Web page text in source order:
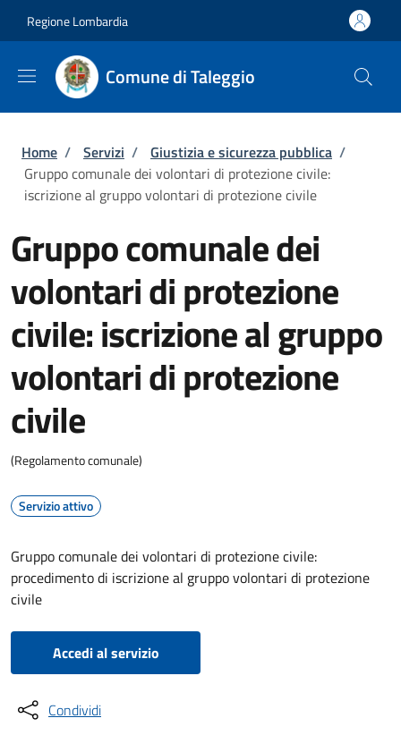
Regione Lombardia
Comune di Taleggio
Briciole di pane
Home / Servizi / Giustizia e sicurezza pubblica /
Gruppo comunale dei volontari di protezione civile:
iscrizione al gruppo volontari di protezione civile
Gruppo comunale dei
volontari di protezione
civile: iscrizione al gruppo
volontari di protezione
civile
(Regolamento comunale)
Servizio attivo
Gruppo comunale dei volontari di protezione civile:
procedimento di iscrizione al gruppo volontari di protezione
civile
Accedi al servizio
Condividi